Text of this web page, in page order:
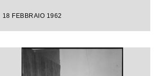
18 FEBBRAIO 1962